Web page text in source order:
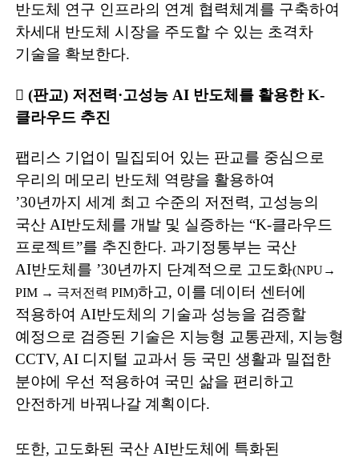
반도체 연구 인프라의 연계 협력체계를 구축하여
차세대 반도체 시장을 주도할 수 있는 초격차
기술을 확보한다.
󰊱 (판교) 저전력·고성능 AI 반도체를 활용한K-
클라우드 추진
팹리스 기업이 밀집되어 있는 판교를 중심으로
우리의 메모리 반도체 역량을 활용하여
’30년까지 세계 최고 수준의 저전력, 고성능의
국산 AI반도체를 개발 및 실증하는 “K-클라우드
프로젝트”를 추진한다. 과기정통부는 국산
AI반도체를 ’30년까지 단계적으로 고도화(NPU→
PIM → 극저전력 PIM)하고, 이를 데이터 센터에
적용하여 AI반도체의 기술과 성능을 검증할
예정으로 검증된 기술은 지능형 교통관제 , 지능형
CCTV, AI 디지털 교과서 등 국민 생활과 밀접한
분야에 우선 적용하여 국민 삶을 편리하고
안전하게 바꿔나갈 계획이다.
또한, 고도화된 국산 AI반도체에 특화된